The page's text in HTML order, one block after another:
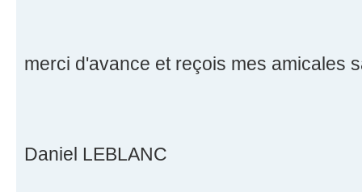
merci d'avance et reçois mes amicales
Daniel LEBLANC